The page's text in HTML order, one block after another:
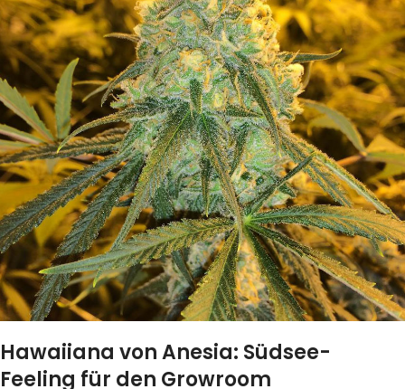
Hawaiiana von Anesia: Südsee-
Feeling für den Growroom